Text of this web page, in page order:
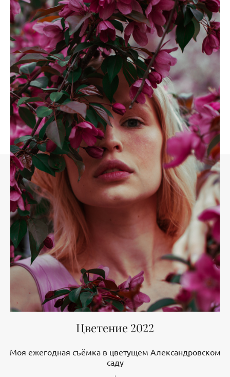
Цветение 2022
Моя ежегодная съёмка в цветущем Александровском
саду